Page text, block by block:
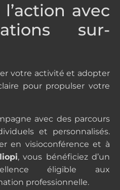
avec
sur-
votre activité et adopter
pour propulser votre
avec des parcours
et personnalisés.
en visioconférence et à
, vous bénéficiez d’un
éligible aux
professionnelle.